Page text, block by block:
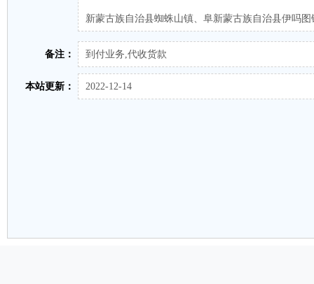
新蒙古族自治县蜘蛛山镇、阜新蒙古族自治县伊吗
备注： 到付业务,代收货款
本站更新： 2022-12-14